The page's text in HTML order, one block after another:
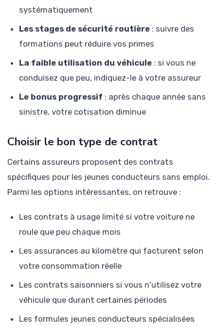
systématiquement
Les stages de sécurité routière : suivre des
formations peut réduire vos primes
La faible utilisation du véhicule : si vous ne
conduisez que peu, indiquez-le à votre assureur
Le bonus progressif : après chaque année sans
sinistre, votre cotisation diminue
Choisir le bon type de contrat
Certains assureurs proposent des contrats
spécifiques pour les jeunes conducteurs sans emploi.
Parmi les options intéressantes, on retrouve :
Les contrats à usage limité si votre voiture ne
roule que peu chaque mois
Les assurances au kilomètre qui facturent selon
votre consommation réelle
Les contrats saisonniers si vous n'utilisez votre
véhicule que durant certaines périodes
Les formules jeunes conducteurs spécialisées